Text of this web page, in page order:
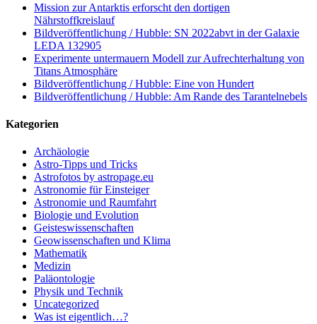
Mission zur Antarktis erforscht den dortigen
Nährstoffkreislauf
Bildveröffentlichung / Hubble: SN 2022abvt in der Galaxie
LEDA 132905
Experimente untermauern Modell zur Aufrechterhaltung von
Titans Atmosphäre
Bildveröffentlichung / Hubble: Eine von Hundert
Bildveröffentlichung / Hubble: Am Rande des Tarantelnebels
Kategorien
Archäologie
Astro-Tipps und Tricks
Astrofotos by astropage.eu
Astronomie für Einsteiger
Astronomie und Raumfahrt
Biologie und Evolution
Geisteswissenschaften
Geowissenschaften und Klima
Mathematik
Medizin
Paläontologie
Physik und Technik
Uncategorized
Was ist eigentlich…?